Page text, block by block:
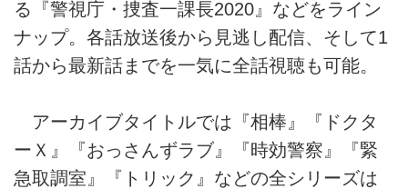
る『警視庁・捜査一課長2020』などをライン
ナップ。各話放送後から見逃し配信、そして1
話から最新話までを一気に全話視聴も可能。
アーカイブタイトルでは『相棒』『ドクタ
ーＸ』『おっさんずラブ』『時効警察』『緊
急取調室』『トリック』などの全シリーズは